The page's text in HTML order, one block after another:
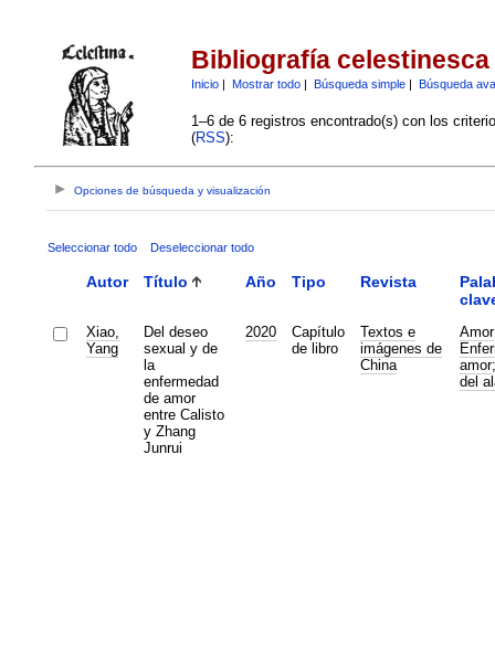
Bibliografía celestinesca
Inicio| Mostrar todo| Búsqueda simple| Búsqueda
1–6 de 6 registros encontrado(s) con los
(RSS):
Opciones de búsqueda y visualización
Seleccionar todo Deseleccionar todo
Autor Título Año Tipo Revista
Xiao,
Yang
Del deseo
sexual y de
la
enfermedad
de amor
entre Calisto
y Zhang
Junrui
2020
Capítulo
de libro
Textos e
imágenes de
China
Amor
amor
del